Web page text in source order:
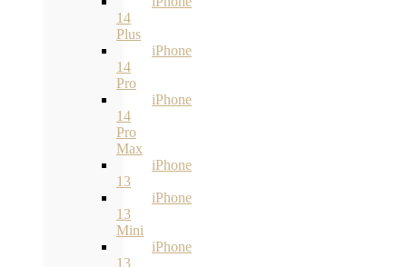
14
Plus
iPhone
14
Pro
iPhone
14
Pro
Max
iPhone
13
iPhone
13
Mini
iPhone
13